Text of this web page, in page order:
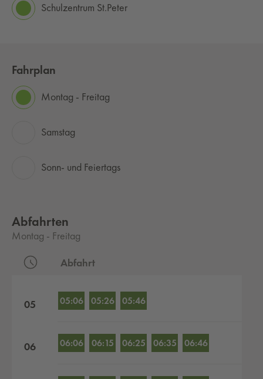
Schulzentrum St.Peter
Fahrplan
Montag - Freitag
Samstag
Sonn- und Feiertags
Abfahrten
Montag - Freitag
Abfahrt
05 05:06 05:26 05:46
06 06:06 06:15 06:25 06:35 06:46